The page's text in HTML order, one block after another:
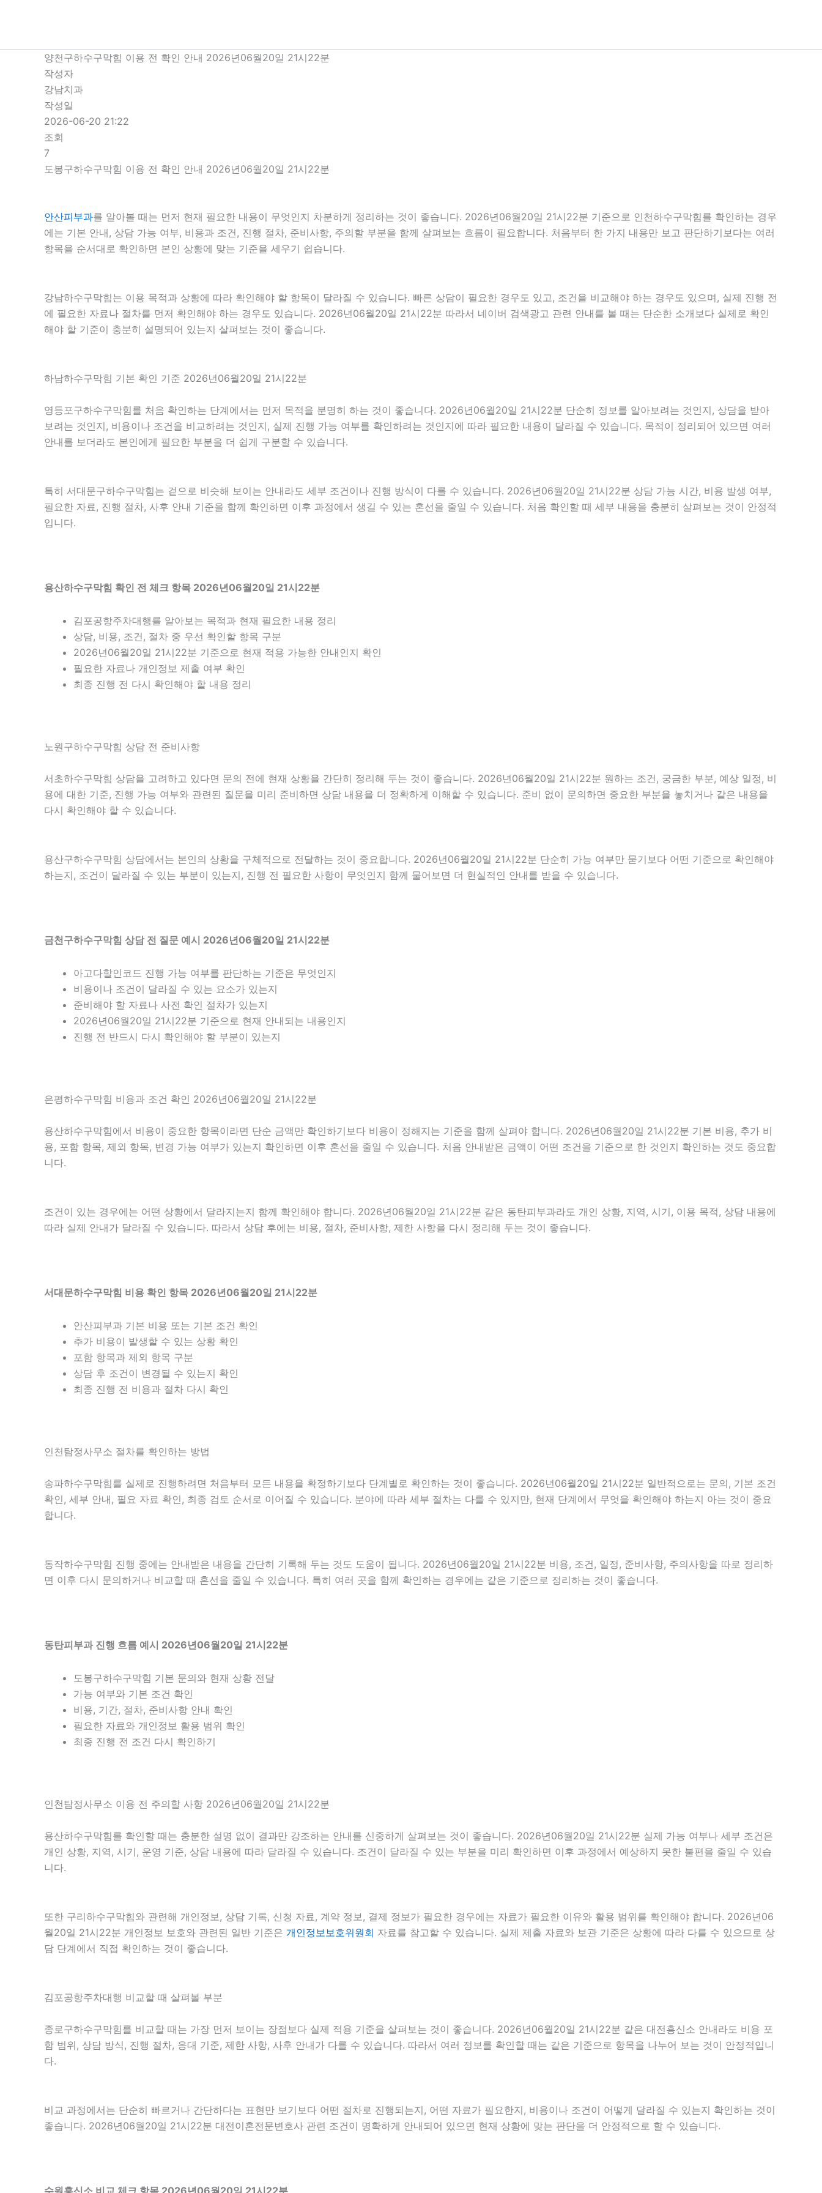
양천구하수구막힘 이용 전 확인 안내 2026년06월20일 21시22분
작성자
강남치과
작성일
2026-06-20 21:22
조회
7
도봉구하수구막힘 이용 전 확인 안내 2026년06월20일 21시22분
안산피부과를 알아볼 때는 먼저 현재 필요한 내용이 무엇인지 차분하게 정리하는 것이 좋습니다. 2026년06월20일 21시22분 기준으로 인천하수구막힘를 확인하는 경우
에는 기본 안내, 상담 가능 여부, 비용과 조건, 진행 절차, 준비사항, 주의할 부분을 함께 살펴보는 흐름이 필요합니다. 처음부터 한 가지 내용만 보고 판단하기보다는 여러
항목을 순서대로 확인하면 본인 상황에 맞는 기준을 세우기 쉽습니다.
강남하수구막힘는 이용 목적과 상황에 따라 확인해야 할 항목이 달라질 수 있습니다. 빠른 상담이 필요한 경우도 있고, 조건을 비교해야 하는 경우도 있으며, 실제 진행 전
에 필요한 자료나 절차를 먼저 확인해야 하는 경우도 있습니다. 2026년06월20일 21시22분 따라서 네이버 검색광고 관련 안내를 볼 때는 단순한 소개보다 실제로 확인
해야 할 기준이 충분히 설명되어 있는지 살펴보는 것이 좋습니다.
하남하수구막힘 기본 확인 기준 2026년06월20일 21시22분
영등포구하수구막힘를 처음 확인하는 단계에서는 먼저 목적을 분명히 하는 것이 좋습니다. 2026년06월20일 21시22분 단순히 정보를 알아보려는 것인지, 상담을 받아
보려는 것인지, 비용이나 조건을 비교하려는 것인지, 실제 진행 가능 여부를 확인하려는 것인지에 따라 필요한 내용이 달라질 수 있습니다. 목적이 정리되어 있으면 여러
안내를 보더라도 본인에게 필요한 부분을 더 쉽게 구분할 수 있습니다.
특히 서대문구하수구막힘는 겉으로 비슷해 보이는 안내라도 세부 조건이나 진행 방식이 다를 수 있습니다. 2026년06월20일 21시22분 상담 가능 시간, 비용 발생 여부,
필요한 자료, 진행 절차, 사후 안내 기준을 함께 확인하면 이후 과정에서 생길 수 있는 혼선을 줄일 수 있습니다. 처음 확인할 때 세부 내용을 충분히 살펴보는 것이 안정적
입니다.
용산하수구막힘 확인 전 체크 항목 2026년06월20일 21시22분
김포공항주차대행를 알아보는 목적과 현재 필요한 내용 정리
상담, 비용, 조건, 절차 중 우선 확인할 항목 구분
2026년06월20일 21시22분 기준으로 현재 적용 가능한 안내인지 확인
필요한 자료나 개인정보 제출 여부 확인
최종 진행 전 다시 확인해야 할 내용 정리
노원구하수구막힘 상담 전 준비사항
서초하수구막힘 상담을 고려하고 있다면 문의 전에 현재 상황을 간단히 정리해 두는 것이 좋습니다. 2026년06월20일 21시22분 원하는 조건, 궁금한 부분, 예상 일정, 비
용에 대한 기준, 진행 가능 여부와 관련된 질문을 미리 준비하면 상담 내용을 더 정확하게 이해할 수 있습니다. 준비 없이 문의하면 중요한 부분을 놓치거나 같은 내용을
다시 확인해야 할 수 있습니다.
용산구하수구막힘 상담에서는 본인의 상황을 구체적으로 전달하는 것이 중요합니다. 2026년06월20일 21시22분 단순히 가능 여부만 묻기보다 어떤 기준으로 확인해야
하는지, 조건이 달라질 수 있는 부분이 있는지, 진행 전 필요한 사항이 무엇인지 함께 물어보면 더 현실적인 안내를 받을 수 있습니다.
금천구하수구막힘 상담 전 질문 예시 2026년06월20일 21시22분
아고다할인코드 진행 가능 여부를 판단하는 기준은 무엇인지
비용이나 조건이 달라질 수 있는 요소가 있는지
준비해야 할 자료나 사전 확인 절차가 있는지
2026년06월20일 21시22분 기준으로 현재 안내되는 내용인지
진행 전 반드시 다시 확인해야 할 부분이 있는지
은평하수구막힘 비용과 조건 확인 2026년06월20일 21시22분
용산하수구막힘에서 비용이 중요한 항목이라면 단순 금액만 확인하기보다 비용이 정해지는 기준을 함께 살펴야 합니다. 2026년06월20일 21시22분 기본 비용, 추가 비
용, 포함 항목, 제외 항목, 변경 가능 여부가 있는지 확인하면 이후 혼선을 줄일 수 있습니다. 처음 안내받은 금액이 어떤 조건을 기준으로 한 것인지 확인하는 것도 중요합
니다.
조건이 있는 경우에는 어떤 상황에서 달라지는지 함께 확인해야 합니다. 2026년06월20일 21시22분 같은 동탄피부과라도 개인 상황, 지역, 시기, 이용 목적, 상담 내용에
따라 실제 안내가 달라질 수 있습니다. 따라서 상담 후에는 비용, 절차, 준비사항, 제한 사항을 다시 정리해 두는 것이 좋습니다.
서대문하수구막힘 비용 확인 항목 2026년06월20일 21시22분
안산피부과 기본 비용 또는 기본 조건 확인
추가 비용이 발생할 수 있는 상황 확인
포함 항목과 제외 항목 구분
상담 후 조건이 변경될 수 있는지 확인
최종 진행 전 비용과 절차 다시 확인
인천탐정사무소 절차를 확인하는 방법
송파하수구막힘를 실제로 진행하려면 처음부터 모든 내용을 확정하기보다 단계별로 확인하는 것이 좋습니다. 2026년06월20일 21시22분 일반적으로는 문의, 기본 조건
확인, 세부 안내, 필요 자료 확인, 최종 검토 순서로 이어질 수 있습니다. 분야에 따라 세부 절차는 다를 수 있지만, 현재 단계에서 무엇을 확인해야 하는지 아는 것이 중요
합니다.
동작하수구막힘 진행 중에는 안내받은 내용을 간단히 기록해 두는 것도 도움이 됩니다. 2026년06월20일 21시22분 비용, 조건, 일정, 준비사항, 주의사항을 따로 정리하
면 이후 다시 문의하거나 비교할 때 혼선을 줄일 수 있습니다. 특히 여러 곳을 함께 확인하는 경우에는 같은 기준으로 정리하는 것이 좋습니다.
동탄피부과 진행 흐름 예시 2026년06월20일 21시22분
도봉구하수구막힘 기본 문의와 현재 상황 전달
가능 여부와 기본 조건 확인
비용, 기간, 절차, 준비사항 안내 확인
필요한 자료와 개인정보 활용 범위 확인
최종 진행 전 조건 다시 확인하기
인천탐정사무소 이용 전 주의할 사항 2026년06월20일 21시22분
용산하수구막힘를 확인할 때는 충분한 설명 없이 결과만 강조하는 안내를 신중하게 살펴보는 것이 좋습니다. 2026년06월20일 21시22분 실제 가능 여부나 세부 조건은
개인 상황, 지역, 시기, 운영 기준, 상담 내용에 따라 달라질 수 있습니다. 조건이 달라질 수 있는 부분을 미리 확인하면 이후 과정에서 예상하지 못한 불편을 줄일 수 있습
니다.
또한 구리하수구막힘와 관련해 개인정보, 상담 기록, 신청 자료, 계약 정보, 결제 정보가 필요한 경우에는 자료가 필요한 이유와 활용 범위를 확인해야 합니다. 2026년06
월20일 21시22분 개인정보 보호와 관련된 일반 기준은 개인정보보호위원회 자료를 참고할 수 있습니다. 실제 제출 자료와 보관 기준은 상황에 따라 다를 수 있으므로 상
담 단계에서 직접 확인하는 것이 좋습니다.
김포공항주차대행 비교할 때 살펴볼 부분
종로구하수구막힘를 비교할 때는 가장 먼저 보이는 장점보다 실제 적용 기준을 살펴보는 것이 좋습니다. 2026년06월20일 21시22분 같은 대전흥신소 안내라도 비용 포
함 범위, 상담 방식, 진행 절차, 응대 기준, 제한 사항, 사후 안내가 다를 수 있습니다. 따라서 여러 정보를 확인할 때는 같은 기준으로 항목을 나누어 보는 것이 안정적입니
다.
비교 과정에서는 단순히 빠르거나 간단하다는 표현만 보기보다 어떤 절차로 진행되는지, 어떤 자료가 필요한지, 비용이나 조건이 어떻게 달라질 수 있는지 확인하는 것이
좋습니다. 2026년06월20일 21시22분 대전이혼전문변호사 관련 조건이 명확하게 안내되어 있으면 현재 상황에 맞는 판단을 더 안정적으로 할 수 있습니다.
수원흥신소 비교 체크 항목 2026년06월20일 21시22분